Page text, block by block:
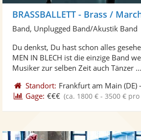
Band, Unplugged Band/Akustik Band
Du denkst, Du hast schon alles
MEN IN BLECH ist die einzige Band
Musiker zur selben Zeit auch Tänzer ...
Standort: Frankfurt am Main (DE) -
Gage: €€€ (ca. 1800 € - 3500 €